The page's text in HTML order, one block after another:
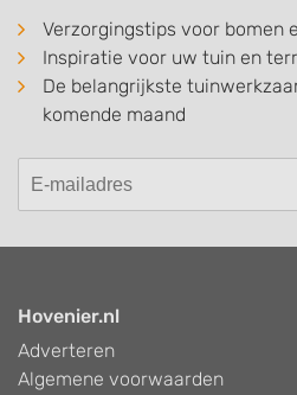
Verzorgingstips voor bomen
Inspiratie voor uw tuin en
De belangrijkste
komende maand
Hovenier.nl
Adverteren
Algemene voorwaarden